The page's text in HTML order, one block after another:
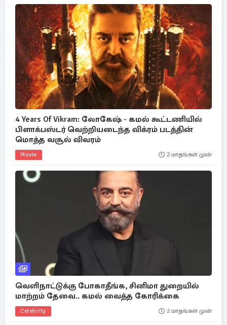
4 Years Of Vikram: லோகேஷ் - கமல் கூட்டணியில்
பிளாக்பஸ்டர் வெற்றியடைந்த விக்ரம் படத்தின்
மொத்த வசூல் விவரம்
Movie 2 மாதங்கள் முன்
வெளிநாட்டுக்கு போகாதீங்க, சினிமா துறையில்
மாற்றம் தேவை.. கமல் வைத்த கோரிக்கை
Celebrity 2 மாதங்கள் முன்